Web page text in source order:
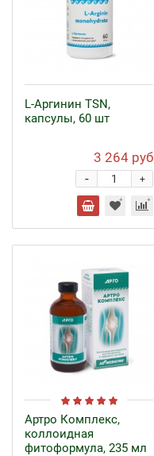
L-Аргинин TSN,
капсулы, 60 шт
3 264 руб
+
-
Артро Комплекс,
коллоидная
фитоформула, 235 мл